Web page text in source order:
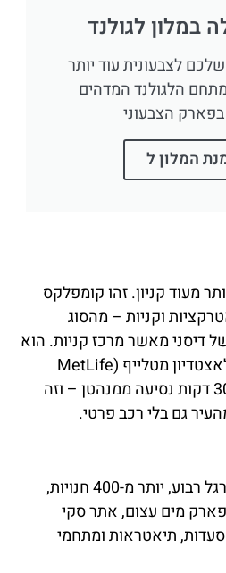
במלון לגולנד
לצבעונית עוד יותר
הלגולנד המדהים
הצבעוני
המלון ל
מעוד קניון. זהו קומפלקס
וקניות – מהסוג
דיסני מאשר מרכז קניות. הוא
ממוקם בניו ג'רזי, בסמוך לאצטדיון מטלייף (MetLife
Stadium), מרחק של כ-30 דקות נסיעה ממנהטן – וזה
גם בלי רכב פרטי.
מעל 3 מיליון רגל רבוע, יותר מ-400 חנויות,
מים עצום, אתר סקי
תיאטראות ומתחמי